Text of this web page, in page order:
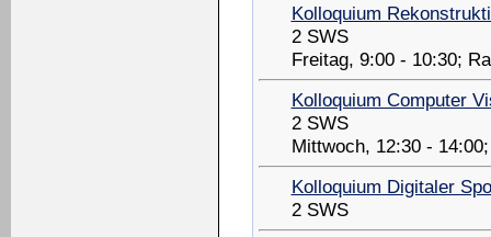
Kolloquium
2 SWS
Freitag, 9:00 - 10:30;
Kolloquium Computer
2 SWS
Mittwoch, 12:30 -
Kolloquium Digitaler
2 SWS